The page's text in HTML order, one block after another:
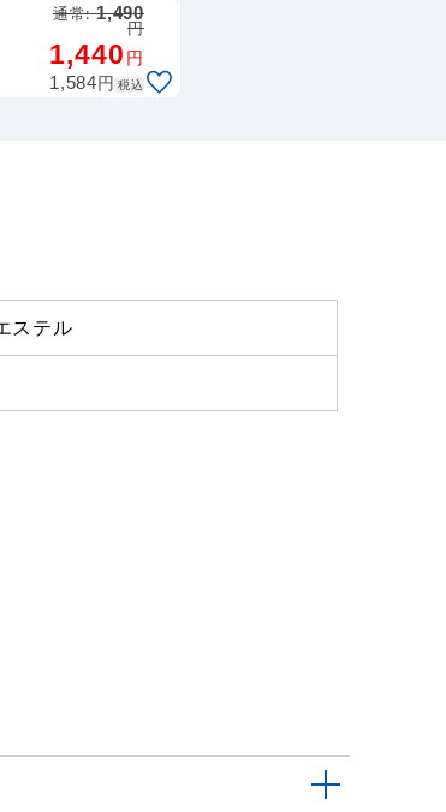
(21375)
通常:1,490
円
1,440円
1,584円 税込
ステル